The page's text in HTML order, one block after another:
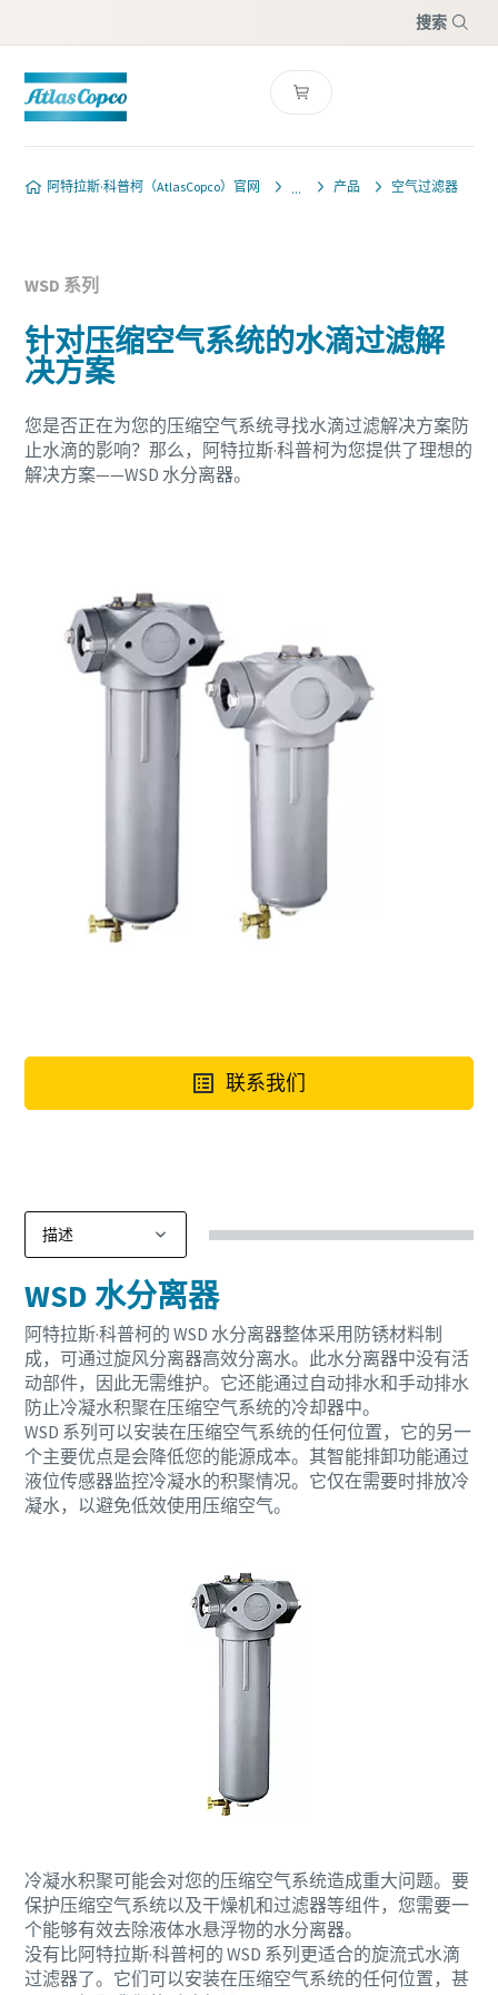
搜索
阿特拉斯·科普柯（AtlasCopco）官网 产品 空气过滤器
WSD 系列
针对压缩空气系统的水滴过滤解
决方案
您是否正在为您的压缩空气系统寻找水滴过滤解决方案防
止水滴的影响？那么，阿特拉斯·科普柯为您提供了理想的
解决方案——WSD 水分离器。
联系我们
WSD 水分离器
阿特拉斯·科普柯的 WSD 水分离器整体采用防锈材料制
成，可通过旋风分离器高效分离水。此水分离器中没有活
动部件，因此无需维护。它还能通过自动排水和手动排水
防止冷凝水积聚在压缩空气系统的冷却器中。
WSD 系列可以安装在压缩空气系统的任何位置，它的另一
个主要优点是会降低您的能源成本。其智能排卸功能通过
液位传感器监控冷凝水的积聚情况。它仅在需要时排放冷
凝水，以避免低效使用压缩空气。
冷凝水积聚可能会对您的压缩空气系统造成重大问题。要
保护压缩空气系统以及干燥机和过滤器等组件，您需要一
个能够有效去除液体水悬浮物的水分离器。
没有比阿特拉斯·科普柯的 WSD 系列更适合的旋流式水滴
过滤器了。它们可以安装在压缩空气系统的任何位置，甚